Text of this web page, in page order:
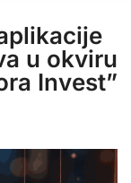
u okviru
Invest”